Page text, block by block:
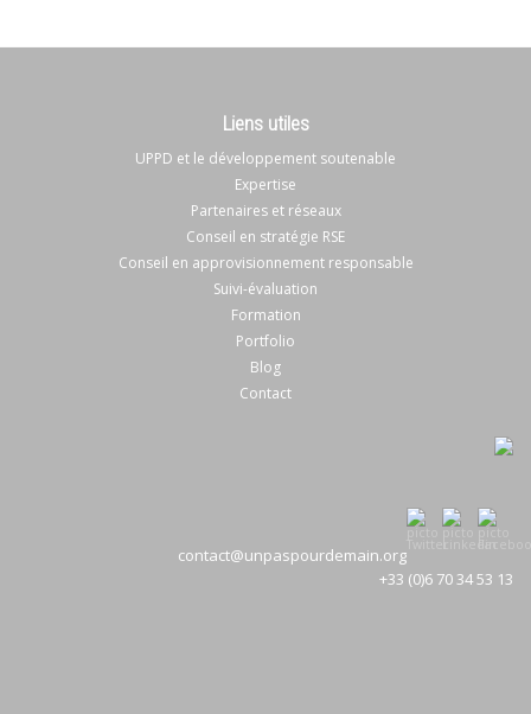
Liens utiles
UPPD et le développement soutenable
Expertise
Partenaires et réseaux
Conseil en stratégie RSE
Conseil en approvisionnement responsable
Suivi-évaluation
Formation
Portfolio
Blog
Contact
contact@unpaspourdemain.org
+33 (0)6 70 34 53 13